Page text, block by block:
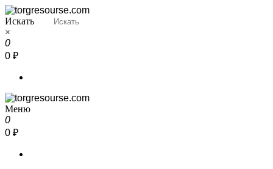
Перейти
к
содержимому
Torgresourse
Промышленный маркетплейс
Искать
×
0
0 ₽
Torgresourse
Промышленный маркетплейс
Меню
0
0 ₽